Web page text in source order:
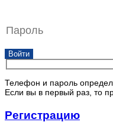
Войти
Телефон и пароль
Если вы в первый раз, то
Регистрацию